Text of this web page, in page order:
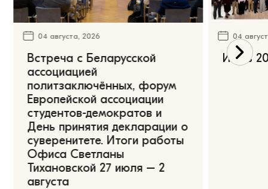
04 августа, 2026
Встреча с Беларусской
ассоциацией
политзаключённых, форум
Европейской ассоциации
студентов-демократов и
День принятия декларации о
суверенитете. Итоги работы
Офиса Светланы
Тихановской 27 июля – 2
августа
04
Июль